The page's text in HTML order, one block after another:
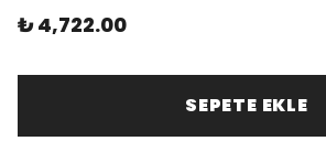
₺ 4,722.00
SEPETE EKLE